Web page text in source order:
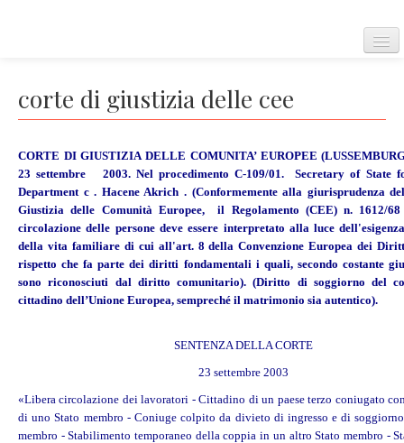
Home
Convenzione Europea
Corte Europea dei diritti dell'uomo
Regolamento della corte
corte di giustizia delle cee
CORTE DI GIUSTIZIA DELLE COMUNITA’ EUROPEE
23 settembre 2003. Nel procedimento C-109/01. Secretary of State
Department c . Hacene Akrich . (Conformemente alla giurisprudenza
Giustizia delle Comunità Europee, il Regolamento (CEE) n. 1612/
circolazione delle persone deve essere interpretato alla luce
della vita familiare di cui all'art. 8 della Convenzione Europea dei
rispetto che fa parte dei diritti fondamentali i quali, secondo costante
sono riconosciuti dal diritto comunitario). (Diritto di soggiorno del
cittadino dell’Unione Europea, sempreché il matrimonio sia autentico).
SENTENZA DELLA CORTE
23 settembre 2003
«Libera circolazione dei lavoratori - Cittadino di un paese terzo coniugato
di uno Stato membro - Coniuge colpito da divieto di ingresso e di
membro - Stabilimento temporaneo della coppia in un altro Stato membro -